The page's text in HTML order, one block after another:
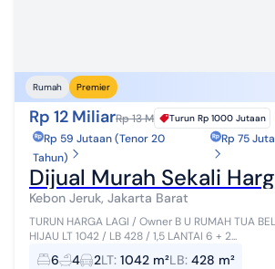
Rumah Premier
Rp 12 MiliarRp 13 M Turun Rp 1000 Jutaan
Rp 59 Jutaan (Tenor 20
Tahun)
Rp 75
Kebon Jeruk, Jakarta Barat
TURUN HARGA LAGI / Owner B U RUMAH TUA
HIJAU LT 1042 / LB 428 / 1,5 LANTAI 6 + 2...
6 4 2LT: 1042 m²LB: 428 m²